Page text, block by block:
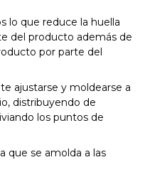
lo que reduce la huella
del producto además de
por parte del
ajustarse y moldearse a
distribuyendo de
los puntos de
que se amolda a las